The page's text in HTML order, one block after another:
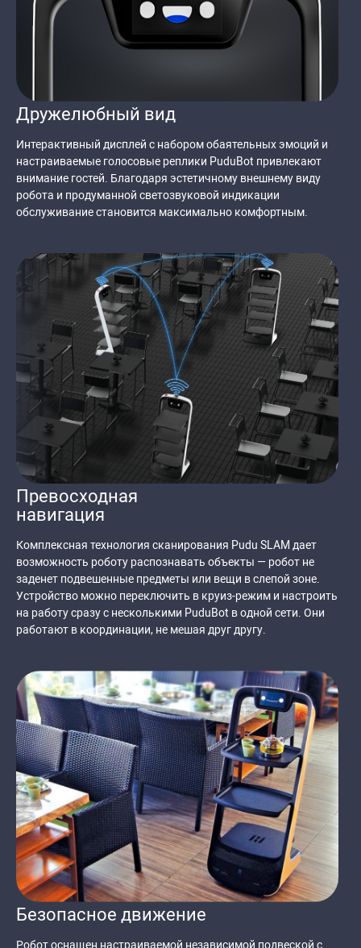
Дружелюбный вид
Интерактивный дисплей с набором обаятельных эмоций и
настраиваемые голосовые реплики PuduBot привлекают
внимание гостей. Благодаря эстетичному внешнему виду
робота и продуманной светозвуковой индикации
обслуживание становится максимально комфортным.
Превосходная
навигация
Комплексная технология сканирования Pudu SLAM дает
возможность роботу распознавать объекты — робот не
заденет подвешенные предметы или вещи в слепой зоне.
Устройство можно переключить в круиз-режим и настроить
на работу сразу с несколькими PuduBot в одной сети. Они
работают в координации, не мешая друг другу.
Безопасное движение